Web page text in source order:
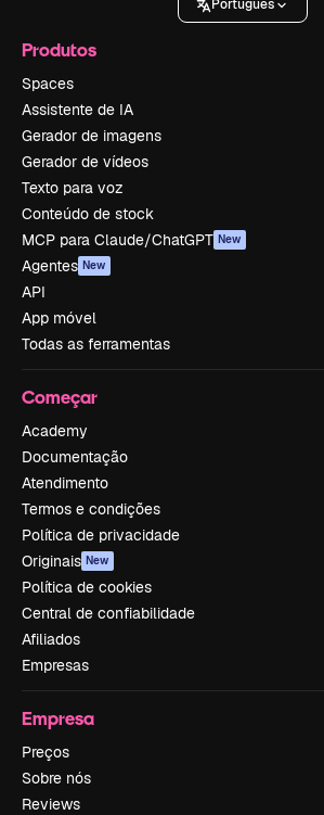
Português
Produtos
Spaces
Assistente de IA
Gerador de imagens
Gerador de vídeos
Texto para voz
Conteúdo de stock
MCP para Claude/ChatGPT New
Agentes New
API
App móvel
Todas as ferramentas
Começar
Academy
Documentação
Atendimento
Termos e condições
Política de privacidade
Originais New
Política de cookies
Central de confiabilidade
Afiliados
Empresas
Empresa
Preços
Sobre nós
Reviews